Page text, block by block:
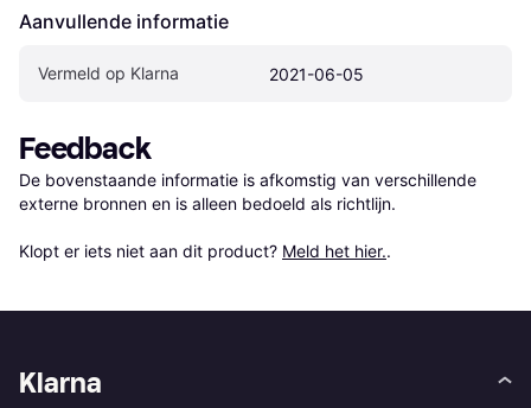
Aanvullende informatie
Vermeld op Klarna 2021-06-05
Feedback
De bovenstaande informatie is afkomstig van verschillende
externe bronnen en is alleen bedoeld als richtlijn.
Klopt er iets niet aan dit product? Meld het hier..
Klarna